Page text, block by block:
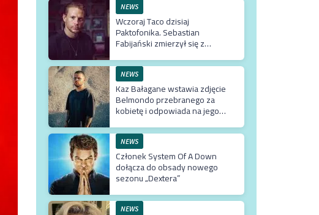
NEWS
Wczoraj Taco dzisiaj
Paktofonika. Sebastian
Fabijański zmierzył się z
Nawet bardzo
NEWS
Kaz Bałagane wstawia zdjęcie
Belmondo przebranego za
kobietę i odpowiada na jego
NEWS
Członek System Of A Down
dołącza do obsady nowego
sezonu „Dextera”
NEWS